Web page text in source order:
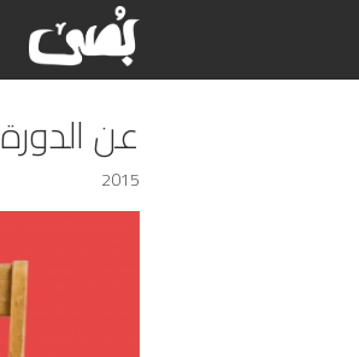
عن الدورة
2015